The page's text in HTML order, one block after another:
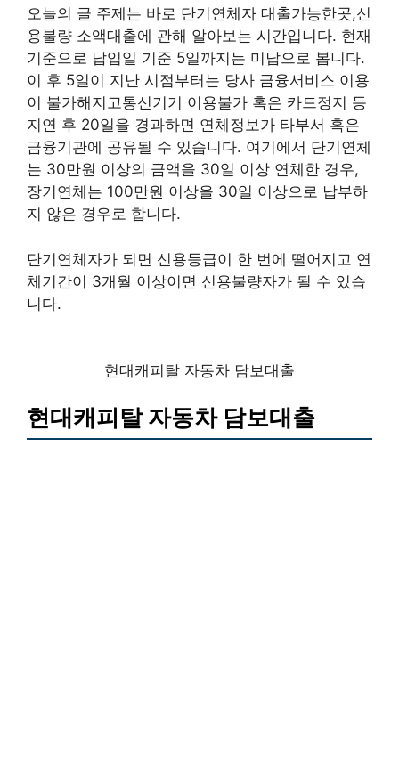
오늘의 글 주제는 바로 단기연체자 대출가능한곳,신
용불량 소액대출에 관해 알아보는 시간입니다. 현재
기준으로 납입일 기준 5일까지는 미납으로 봅니다.
이 후 5일이 지난 시점부터는 당사 금융서비스 이용
이 불가해지고통신기기 이용불가 혹은 카드정지 등
지연 후 20일을 경과하면 연체정보가 타부서 혹은
금융기관에 공유될 수 있습니다. 여기에서 단기연체
는 30만원 이상의 금액을 30일 이상 연체한 경우,
장기연체는 100만원 이상을 30일 이상으로 납부하
지 않은 경우로 합니다.
단기연체자가 되면 신용등급이 한 번에 떨어지고 연
체기간이 3개월 이상이면 신용불량자가 될 수 있습
니다.
현대캐피탈 자동차 담보대출
현대캐피탈 자동차 담보대출